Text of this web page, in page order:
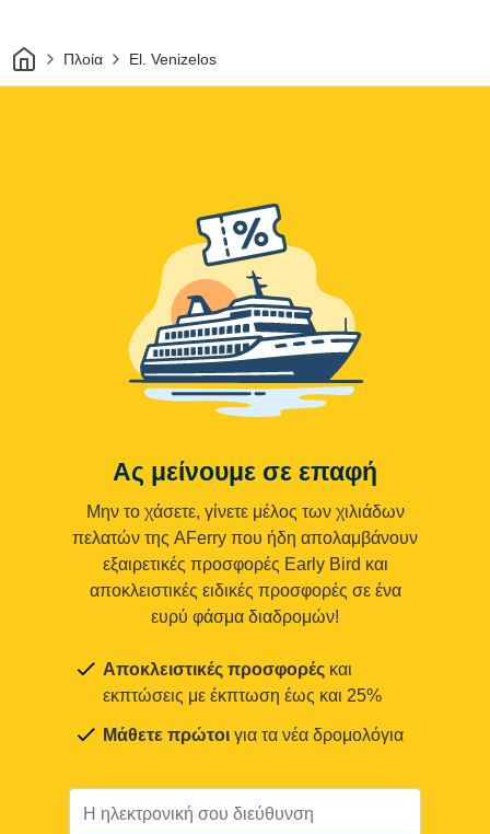
ΣπίτιΠλοία El. Venizelos
Ας μείνουμε σε επαφή
Μην το χάσετε, γίνετε μέλος των χιλιάδων
πελατών της AFerry που ήδη απολαμβάνουν
εξαιρετικές προσφορές Early Bird και
αποκλειστικές ειδικές προσφορές σε ένα
ευρύ φάσμα διαδρομών!
Αποκλειστικές προσφορές και
εκπτώσεις με έκπτωση έως και 25%
Μάθετε πρώτοι για τα νέα δρομολόγια